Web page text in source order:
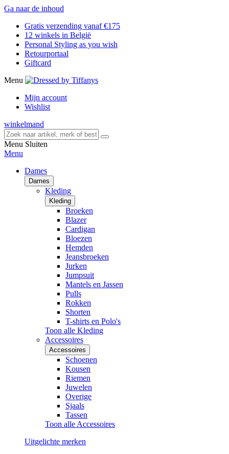
Ga naar de inhoud
Gratis verzending vanaf €175
12 winkels in België
Personal Styling as you wish
Retourportaal
Giftcard
Menu
Mijn account
Wishlist
winkelmand
Menu Sluiten
Menu
Dames
Dames
Kleding
Kleding
Broeken
Blazer
Cardigan
Bloezen
Hemden
Jeansbroeken
Jurken
Jumpsuit
Mantels en Jassen
Pulls
Rokken
Shorten
T-shirts en Polo's
Toon alle Kleding
Accessoires
Accessoires
Schoenen
Kousen
Riemen
Juwelen
Overige
Sjaals
Tassen
Toon alle Accessoires
Uitgelichte merken